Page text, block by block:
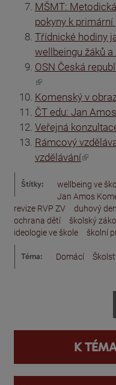
MŠMT:
pokyny k primární
(odkaz je externí)
Třídnické hodiny
wellbeingu žáků
(odkaz je externí)
OSN Česká
(odkaz je externí)
Komenský v
(odkaz je externí)
ČT edu: Jan
(odkaz je externí)
Veřejná
(odkaz je externí)
Rámcový
vzdělávání
(odkaz je externí)
Štítky: wellbeing ve
Jan Amos
revize RVP ZV
duhový den
ochrana dětí
školský
ideologie ve škole
školní
Téma: Domácí
K